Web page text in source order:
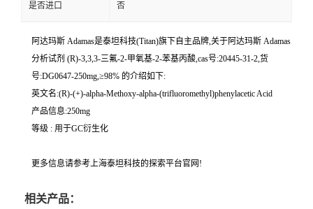
是否进口 否
阿达玛斯 Adamas是泰坦科技(Titan)旗下自主品牌,关于阿达玛斯 Adamas
分析试剂 (R)-3,3,3-三氟-2-甲氧基-2-苯基丙酸,cas号:20445-31-2,货
号:DG0647-250mg,≥98% 的介绍如下:
英文名:(R)-(+)-alpha-Methoxy-alpha-(trifluoromethyl)phenylacetic Acid
产品信息:250mg
等级 : 用于GC衍生化
更多信息请参考上海泰坦科技的探索平台官网!
相关产品：